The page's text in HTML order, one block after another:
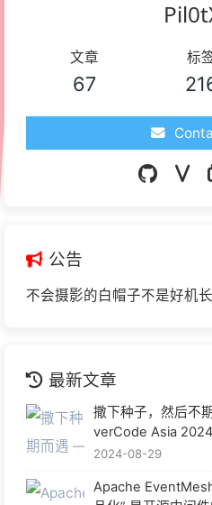
文章
67
标
公告
不会摄影的白帽子不是好机长
最新文章
撒下种子，然后
verCode Asia
2024-08-29
Apache